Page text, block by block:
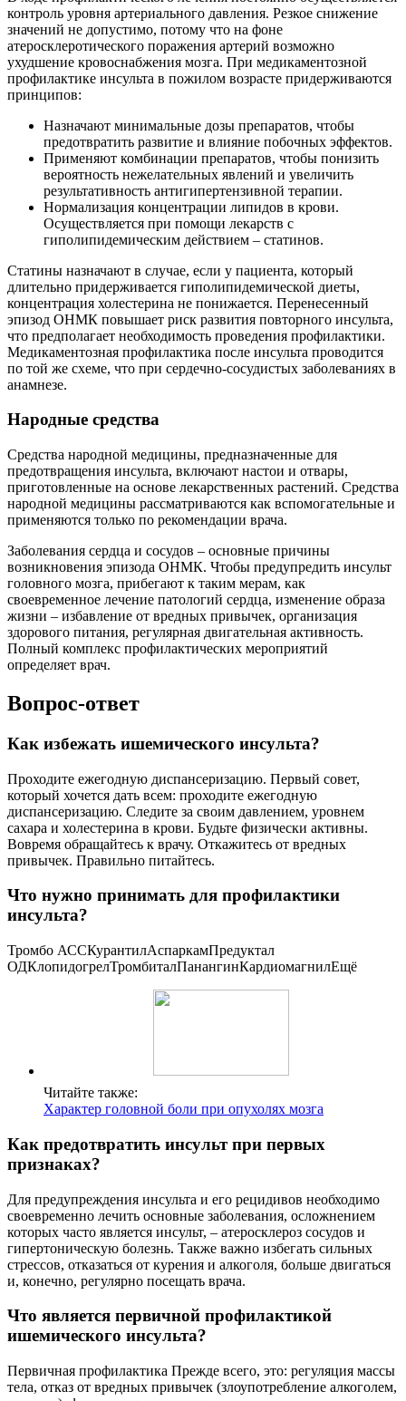
контроль уровня артериального давления. Резкое снижение
значений не допустимо, потому что на фоне
атеросклеротического поражения артерий возможно
ухудшение кровоснабжения мозга. При медикаментозной
профилактике инсульта в пожилом возрасте придерживаются
принципов:
Назначают минимальные дозы препаратов, чтобы
предотвратить развитие и влияние побочных эффектов.
Применяют комбинации препаратов, чтобы понизить
вероятность нежелательных явлений и увеличить
результативность антигипертензивной терапии.
Нормализация концентрации липидов в крови.
Осуществляется при помощи лекарств с
гиполипидемическим действием – статинов.
Статины назначают в случае, если у пациента, который
длительно придерживается гиполипидемической диеты,
концентрация холестерина не понижается. Перенесенный
эпизод ОНМК повышает риск развития повторного инсульта,
что предполагает необходимость проведения профилактики.
Медикаментозная профилактика после инсульта проводится
по той же схеме, что при сердечно-сосудистых заболеваниях в
анамнезе.
Народные средства
Средства народной медицины, предназначенные для
предотвращения инсульта, включают настои и отвары,
приготовленные на основе лекарственных растений. Средства
народной медицины рассматриваются как вспомогательные и
применяются только по рекомендации врача.
Заболевания сердца и сосудов – основные причины
возникновения эпизода ОНМК. Чтобы предупредить инсульт
головного мозга, прибегают к таким мерам, как
своевременное лечение патологий сердца, изменение образа
жизни – избавление от вредных привычек, организация
здорового питания, регулярная двигательная активность.
Полный комплекс профилактических мероприятий
определяет врач.
Вопрос-ответ
Как избежать ишемического инсульта?
Проходите ежегодную диспансеризацию. Первый совет,
который хочется дать всем: проходите ежегодную
диспансеризацию. Следите за своим давлением, уровнем
сахара и холестерина в крови. Будьте физически активны.
Вовремя обращайтесь к врачу. Откажитесь от вредных
привычек. Правильно питайтесь.
Что нужно принимать для профилактики
инсульта?
Тромбо АССКурантилАспаркамПредуктал
ОДКлопидогрелТромбиталПанангинКардиомагнилЕщё
Читайте также:
Характер головной боли при опухолях мозга
Как предотвратить инсульт при первых
признаках?
Для предупреждения инсульта и его рецидивов необходимо
своевременно лечить основные заболевания, осложнением
которых часто является инсульт, – атеросклероз сосудов и
гипертоническую болезнь. Также важно избегать сильных
стрессов, отказаться от курения и алкоголя, больше двигаться
и, конечно, регулярно посещать врача.
Что является первичной профилактикой
ишемического инсульта?
Первичная профилактика Прежде всего, это: регуляция массы
тела, отказ от вредных привычек (злоупотребление алкоголем,